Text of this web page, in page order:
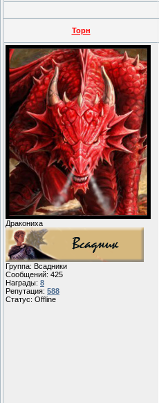
Торн
Дракониха
Группа: Всадники
Сообщений: 425
Награды: 8
Репутация: 588
Статус: Offline